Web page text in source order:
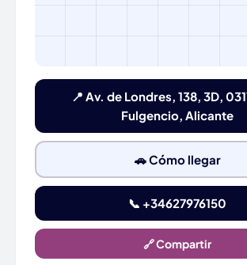
📍 Av. de Londres, 138, 3D,
Fulgencio, Alicante
🚗 Cómo llegar
📞 +34627976150
🔗 Compartir